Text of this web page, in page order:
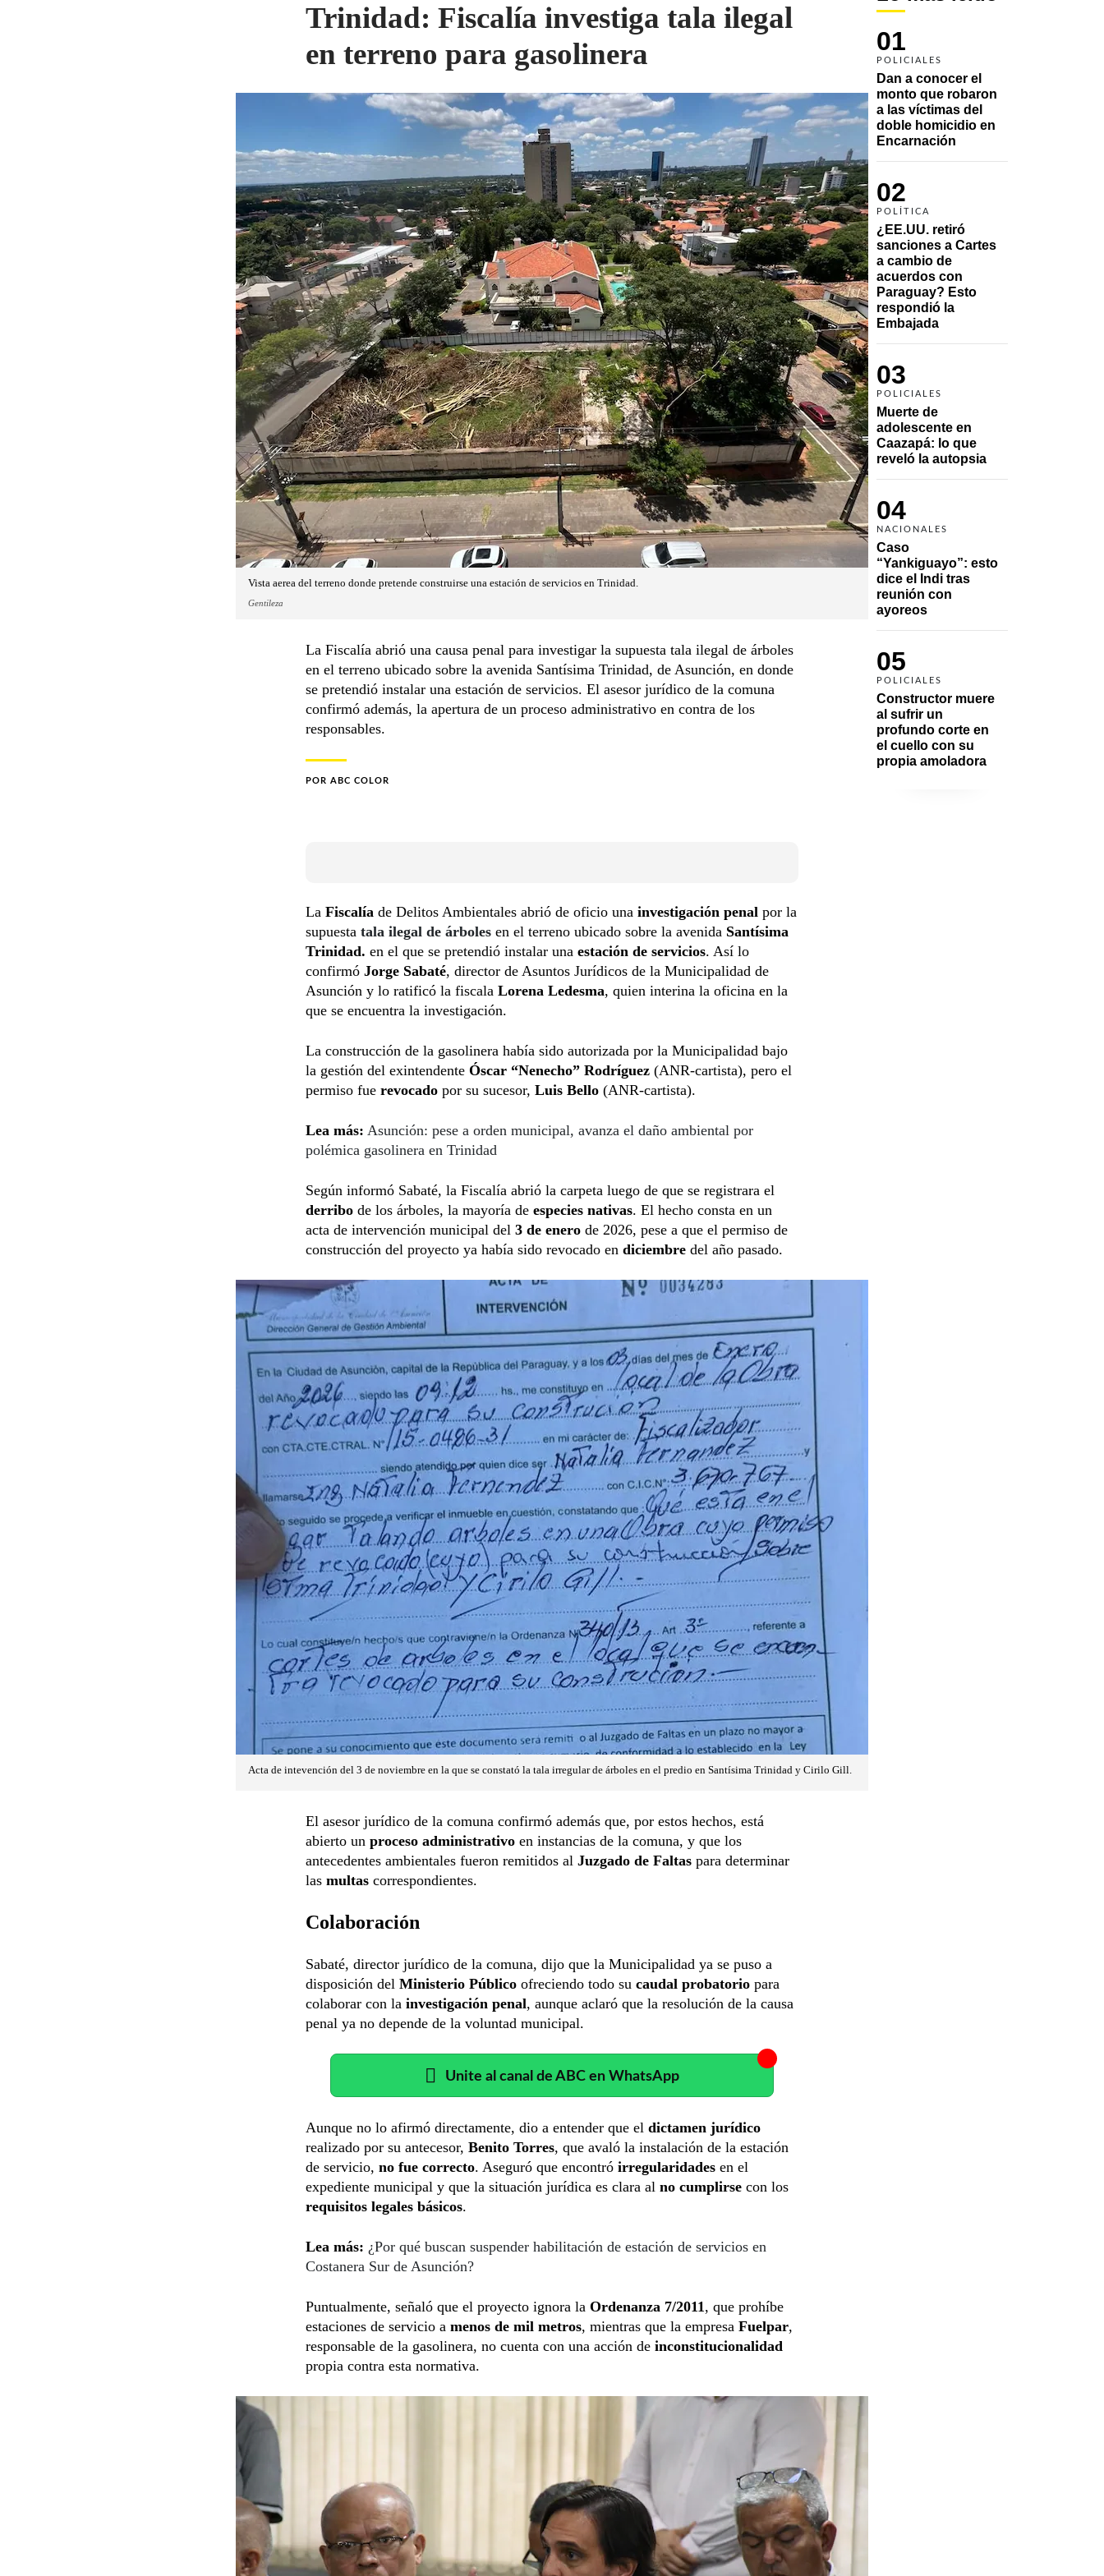
01
POLICIALES
Dan a conocer el
monto que robaron
a las víctimas del
doble homicidio en
Encarnación
02
POLÍTICA
¿EE.UU. retiró
sanciones a Cartes
a cambio de
acuerdos con
Paraguay? Esto
respondió la
Embajada
03
POLICIALES
Muerte de
adolescente en
Caazapá: lo que
reveló la autopsia
04
NACIONALES
Caso
“Yankiguayo”: esto
dice el Indi tras
reunión con
ayoreos
05
POLICIALES
Constructor muere
al sufrir un
profundo corte en
el cuello con su
propia amoladora
Trinidad: Fiscalía investiga tala ilegal
en terreno para gasolinera
Vista aerea del terreno donde pretende construirse una estación de servicios en Trinidad.
Gentileza
La Fiscalía abrió una causa penal para investigar la supuesta tala ilegal de árboles
en el terreno ubicado sobre la avenida Santísima Trinidad, de Asunción, en donde
se pretendió instalar una estación de servicios. El asesor jurídico de la comuna
confirmó además, la apertura de un proceso administrativo en contra de los
responsables.
POR ABC COLOR
La Fiscalía de Delitos Ambientales abrió de oficio una investigación penal por la
supuesta tala ilegal de árboles en el terreno ubicado sobre la avenida Santísima
Trinidad. en el que se pretendió instalar una estación de servicios. Así lo
confirmó Jorge Sabaté, director de Asuntos Jurídicos de la Municipalidad de
Asunción y lo ratificó la fiscala Lorena Ledesma, quien interina la oficina en la
que se encuentra la investigación.
La construcción de la gasolinera había sido autorizada por la Municipalidad bajo
la gestión del exintendente Óscar “Nenecho” Rodríguez (ANR-cartista), pero el
permiso fue revocado por su sucesor, Luis Bello (ANR-cartista).
Lea más: Asunción: pese a orden municipal, avanza el daño ambiental por
polémica gasolinera en Trinidad
Según informó Sabaté, la Fiscalía abrió la carpeta luego de que se registrara el
derribo de los árboles, la mayoría de especies nativas. El hecho consta en un
acta de intervención municipal del 3 de enero de 2026, pese a que el permiso de
construcción del proyecto ya había sido revocado en diciembre del año pasado.
Acta de intevención del 3 de noviembre en la que se constató la tala irregular de árboles en el predio en Santísima Trinidad y Cirilo Gill.
El asesor jurídico de la comuna confirmó además que, por estos hechos, está
abierto un proceso administrativo en instancias de la comuna, y que los
antecedentes ambientales fueron remitidos al Juzgado de Faltas para determinar
las multas correspondientes.
Colaboración
Sabaté, director jurídico de la comuna, dijo que la Municipalidad ya se puso a
disposición del Ministerio Público ofreciendo todo su caudal probatorio para
colaborar con la investigación penal, aunque aclaró que la resolución de la causa
penal ya no depende de la voluntad municipal.
Unite al canal de ABC en WhatsApp
Aunque no lo afirmó directamente, dio a entender que el dictamen jurídico
realizado por su antecesor, Benito Torres, que avaló la instalación de la estación
de servicio, no fue correcto. Aseguró que encontró irregularidades en el
expediente municipal y que la situación jurídica es clara al no cumplirse con los
requisitos legales básicos.
Lea más: ¿Por qué buscan suspender habilitación de estación de servicios en
Costanera Sur de Asunción?
Puntualmente, señaló que el proyecto ignora la Ordenanza 7/2011 , que prohíbe
estaciones de servicio a menos de mil metros, mientras que la empresa Fuelpar,
responsable de la gasolinera, no cuenta con una acción de inconstitucionalidad
propia contra esta normativa.